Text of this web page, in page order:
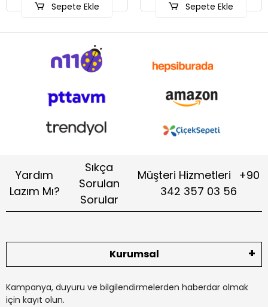
Sepete Ekle
Yardım
Lazım Mı?
Sıkça
Sorulan
Sorular
Müşteri Hizmetleri
+90
342 357 03 56
Kurumsal
Kampanya, duyuru ve bilgilendirmelerden haberdar olmak
için kayıt olun.